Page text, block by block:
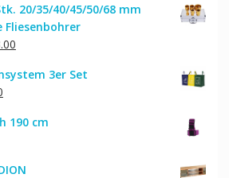
20/35/40/45/50/68 mm
Aktueller
ist:
3er Set
Aktueller
ist:
190 cm